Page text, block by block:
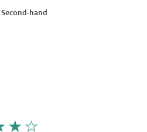
Second-hand